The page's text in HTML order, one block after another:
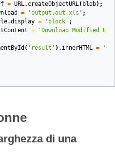
= URL. createObjectURL( blob);
= 'output.out.xls' ;
.display = 'block' ;
= 'Download Modified
( 'result' ). innerHTML =
di una